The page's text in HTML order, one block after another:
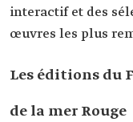
interactif et des
œuvres les plus
Les éditions
de la mer Rouge